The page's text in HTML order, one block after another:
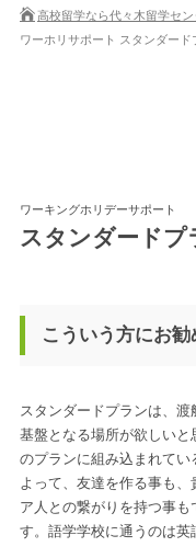
高校留学なら代々木留学セン
ワーホリサポート スタンダード
ワーキングホリデーサポート
スタンダードプ
こういう方にお勧
スタンダードプランは、
基盤となる場所が欲しいと
のプランに組み込まれて
よって、友達を作る事も
ア人との繋がりを持つ事
す。語学学校に通うのは英